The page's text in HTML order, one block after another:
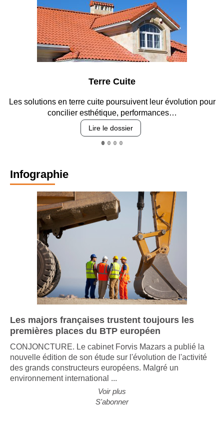
leur évolution pour
performances…
Entre circulation,
Infographie
Les majors françaises trustent toujours les
premières places du BTP européen
CONJONCTURE. Le cabinet Forvis Mazars a publié la
nouvelle édition de son étude sur l'évolution de l'activité
des grands constructeurs européens. Malgré un
environnement international ...
Voir plus
S'abonner